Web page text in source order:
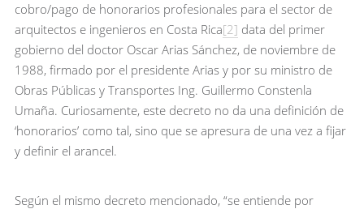
cobro/pago de honorarios profesionales para el sector de
arquitectos e ingenieros en Costa Rica[2] data del primer
gobierno del doctor Oscar Arias Sánchez, de noviembre de
1988, firmado por el presidente Arias y por su ministro de
Obras Públicas y Transportes Ing. Guillermo Constenla
Umaña. Curiosamente, este decreto no da una definición de
‘honorarios’ como tal, sino que se apresura de una vez a fijar
y definir el arancel.
Según el mismo decreto mencionado, “se entiende por